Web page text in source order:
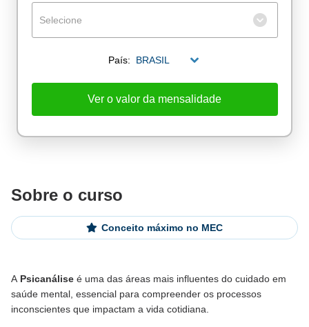
Sobre o curso
Conceito máximo no MEC
A Psicanálise é uma das áreas mais influentes do cuidado em
saúde mental, essencial para compreender os processos
inconscientes que impactam a vida cotidiana.
De alunos empregados
Excelência no mercado de trabalho
Selecione
País: BRASIL
Ver o valor da mensalidade